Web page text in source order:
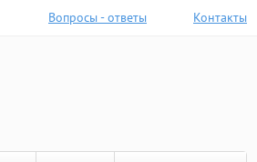
Вопросы - ответы Контакты